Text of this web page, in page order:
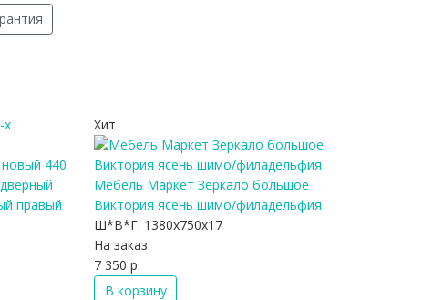
правый
Хит
Мебель Маркет Зеркало большое
Виктория ясень шимо/филадельфия
Ш*В*Г: 1380x750x17
На заказ
7 350 р.
В корзину